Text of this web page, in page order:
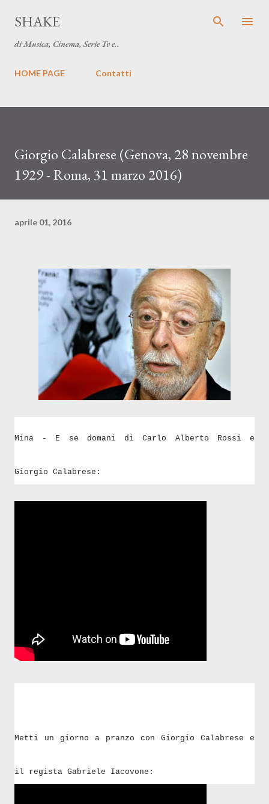
SHAKE
di Musica, Cinema, Serie Tv e..
HOME PAGE Contatti
Giorgio Calabrese (Genova, 28 novembre
1929 - Roma, 31 marzo 2016)
aprile 01, 2016
Mina - E se domani di Carlo Alberto Rossi e
Giorgio Calabrese:
Metti un giorno a pranzo con Giorgio Calabrese e
il regista Gabriele Iacovone: